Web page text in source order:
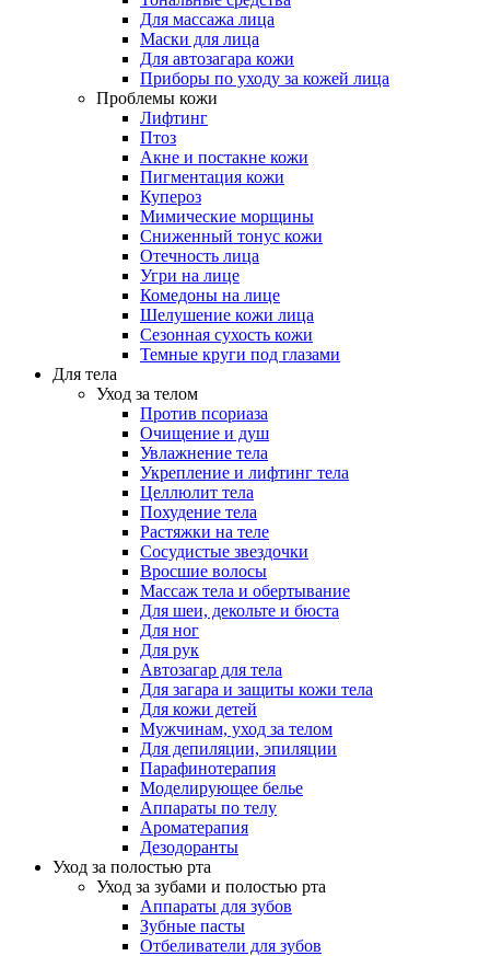
Для массажа лица
Маски для лица
Для автозагара кожи
Приборы по уходу за кожей лица
Проблемы кожи
Лифтинг
Птоз
Акне и постакне кожи
Пигментация кожи
Купероз
Мимические морщины
Сниженный тонус кожи
Отечность лица
Угри на лице
Комедоны на лице
Шелушение кожи лица
Сезонная сухость кожи
Темные круги под глазами
Для тела
Уход за телом
Против псориаза
Очищение и душ
Увлажнение тела
Укрепление и лифтинг тела
Целлюлит тела
Похудение тела
Растяжки на теле
Сосудистые звездочки
Вросшие волосы
Массаж тела и обертывание
Для шеи, декольте и бюста
Для ног
Для рук
Автозагар для тела
Для загара и защиты кожи тела
Для кожи детей
Мужчинам, уход за телом
Для депиляции, эпиляции
Парафинотерапия
Моделирующее белье
Аппараты по телу
Ароматерапия
Дезодоранты
Уход за полостью рта
Уход за зубами и полостью рта
Аппараты для зубов
Зубные пасты
Отбеливатели для зубов